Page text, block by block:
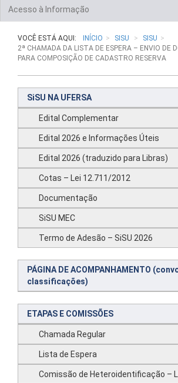
Acesso à Informação
VOCÊ ESTÁ AQUI: INÍCIO SISU
SISU
2ª CHAMADA DA LISTA DE ESPERA – ENVIO DE
PARA COMPOSIÇÃO DE CADASTRO RESERVA
SiSU NA UFERSA
Edital Complementar
Edital 2026 e Informações Úteis
Edital 2026 (traduzido para Libras)
Cotas – Lei 12.711/2012
Documentação
SiSU MEC
Termo de Adesão – SiSU 2026
PÁGINA DE ACOMPANHAMENTO
classificações)
ETAPAS E COMISSÕES
Chamada Regular
Lista de Espera
Comissão de Heteroidentificação –